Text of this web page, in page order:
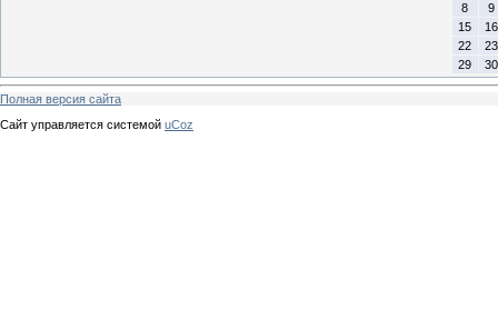
8
9
15
16
22
23
29
30
Полная версия сайта
Сайт управляется системой uCoz